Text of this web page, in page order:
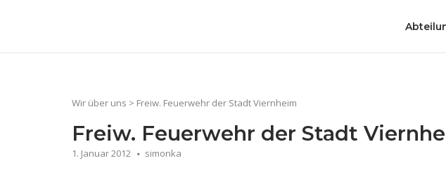
Wir über uns > Freiw. Feuerwehr der Stadt Viernheim
Freiw. Feuerwehr der Stadt
1. Januar 2012 simonka